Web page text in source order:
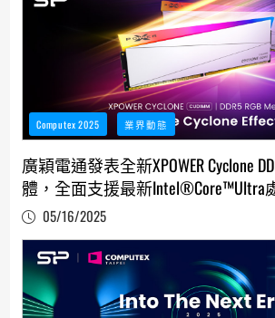
Computex 2025 業界動態
廣穎電通發表全新XPOWER Cyclone
體，全面支援最新Intel®Core™Ultra
05/16/2025